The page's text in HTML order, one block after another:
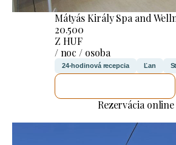
Mátyás Király Spa and
20.500
Z HUF
/ noc / osoba
24-hodinová recepcia Ľan
Rezervácia online